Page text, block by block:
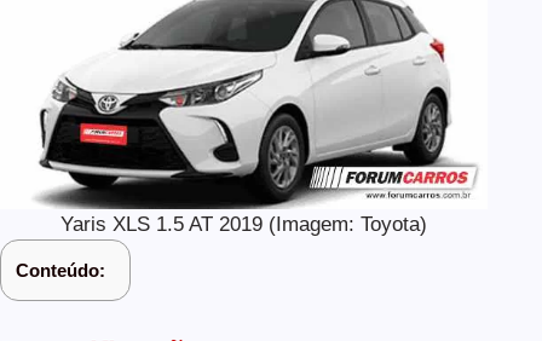
Yaris XLS 1.5 AT 2019 (Imagem: Toyota)
Conteúdo: